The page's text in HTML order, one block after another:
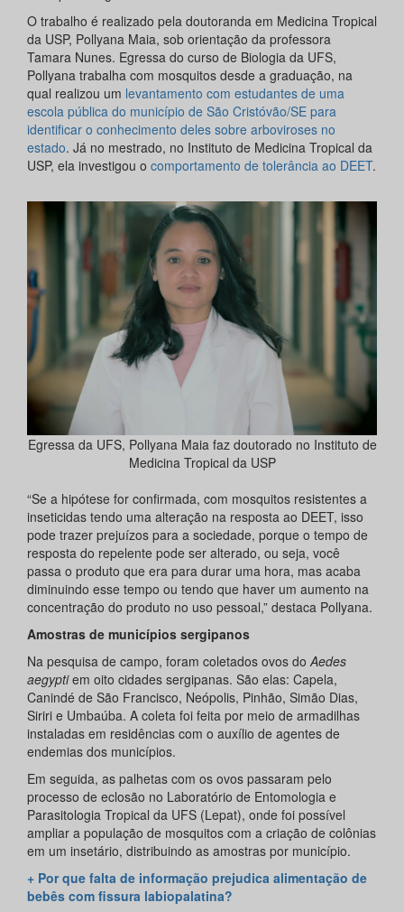
O trabalho é realizado pela doutoranda em Medicina Tropical
da USP, Pollyana Maia, sob orientação da professora
Tamara Nunes. Egressa do curso de Biologia da UFS,
Pollyana trabalha com mosquitos desde a graduação, na
qual realizou um levantamento com estudantes de uma
escola pública do município de São Cristóvão/SE para
identificar o conhecimento deles sobre arboviroses no
estado. Já no mestrado, no Instituto de Medicina Tropical da
USP, ela investigou o comportamento de tolerância ao DEET.
Egressa da UFS, Pollyana Maia faz doutorado no Instituto de
Medicina Tropical da USP
“Se a hipótese for confirmada, com mosquitos resistentes a
inseticidas tendo uma alteração na resposta ao DEET, isso
pode trazer prejuízos para a sociedade, porque o tempo de
resposta do repelente pode ser alterado, ou seja, você
passa o produto que era para durar uma hora, mas acaba
diminuindo esse tempo ou tendo que haver um aumento na
concentração do produto no uso pessoal,” destaca Pollyana.
Amostras de municípios sergipanos
Na pesquisa de campo, foram coletados ovos do Aedes
aegyptiem oito cidades sergipanas. São elas: Capela,
Canindé de São Francisco, Neópolis, Pinhão, Simão Dias,
Siriri e Umbaúba. A coleta foi feita por meio de armadilhas
instaladas em residências com o auxílio de agentes de
endemias dos municípios.
Em seguida, as palhetas com os ovos passaram pelo
processo de eclosão no Laboratório de Entomologia e
Parasitologia Tropical da UFS (Lepat), onde foi possível
ampliar a população de mosquitos com a criação de colônias
em um insetário, distribuindo as amostras por município.
+ Por que falta de informação prejudica alimentação de
bebês com fissura labiopalatina?